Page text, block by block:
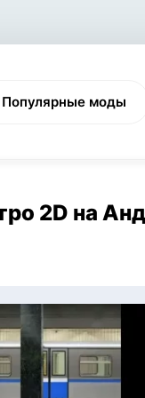
Популярные моды
2D на